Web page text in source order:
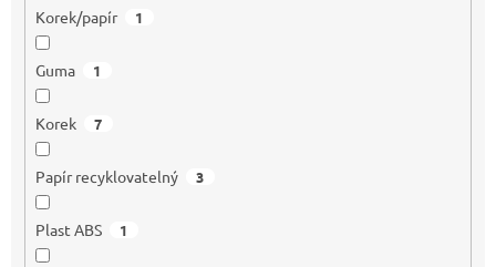
Korek/papír 1
Guma 1
Korek 7
Papír recyklovatelný 3
Plast ABS 1